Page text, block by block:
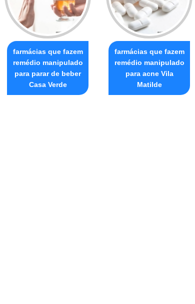
farmácias que fazem
remédio manipulado
para parar de beber
Casa Verde
farmácias que fazem
remédio manipulado
para acne Vila
Matilde